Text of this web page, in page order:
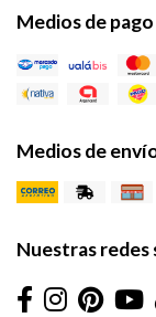
Medios de pago
Medios de
Nuestras redes